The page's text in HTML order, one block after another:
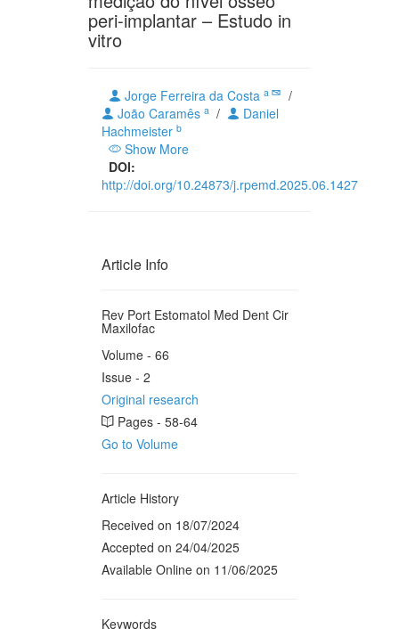
peri-implantar – Estudo in
vitro
Jorge Ferreira da Costa a
/
João Caramês a /
Daniel
Hachmeister b
Show More
DOI:
http://doi.org/10.24873/j.rpemd.2025.06.1427
Article Info
Rev Port Estomatol Med Dent Cir
Maxilofac
Volume - 66
Issue - 2
Original research
Pages - 58-64
Go to Volume
Article History
Received on 18/07/2024
Accepted on 24/04/2025
Available Online on 11/06/2025
Keywords